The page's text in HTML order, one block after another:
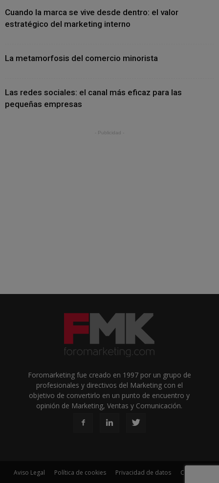
Cuando la marca se vive desde dentro: el valor
estratégico del marketing interno
La metamorfosis del comercio minorista
Las redes sociales: el canal más eficaz para las
pequeñas empresas
- Publicidad -
Foromarketing fue creado en 1997 por un grupo de
profesionales y directivos del Marketing con el
objetivo de convertirlo en un punto de encuentro y
opinión de Marketing, Ventas y Comunicación.
Aviso Legal Política de cookies Privacidad de datos Contacto